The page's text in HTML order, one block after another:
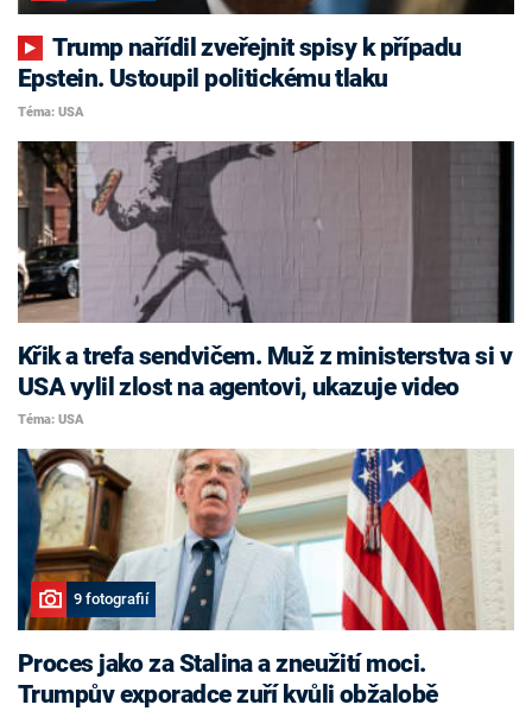
Trump nařídil zveřejnit spisy k případu
Epstein. Ustoupil politickému tlaku
Téma: USA
Křik a trefa sendvičem. Muž z ministerstva si v
USA vylil zlost na agentovi, ukazuje video
Téma: USA
9 fotografií
Proces jako za Stalina a zneužití moci.
Trumpův exporadce zuří kvůli obžalobě